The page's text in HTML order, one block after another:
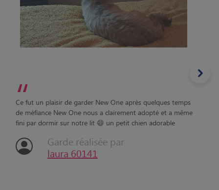
“
Ce fut un plaisir de garder New One après quelques temps
de méfiance New One nous a clairement adopté et a même
fini par dormir sur notre lit 😄 un petit chien adorable
Garde réalisée par
laura 60141